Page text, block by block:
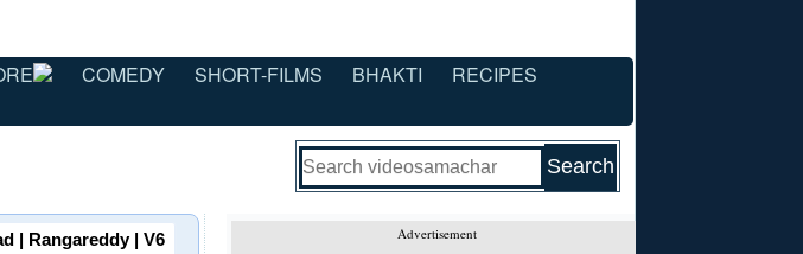
COMEDY SHORT-FILMS BHAKTI
RECIPES
Advertisement
| Rangareddy | V6